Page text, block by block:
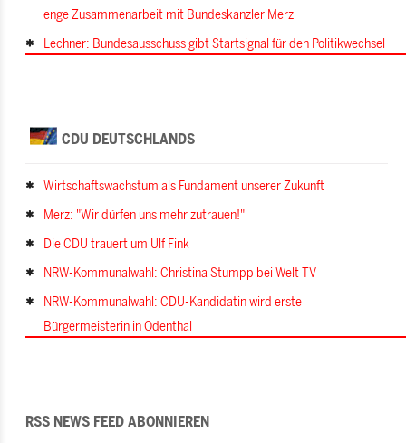
enge Zusammenarbeit mit Bundeskanzler Merz
Lechner: Bundesausschuss gibt Startsignal für den Politikwechsel
CDU DEUTSCHLANDS
Wirtschaftswachstum als Fundament unserer Zukunft
Merz: "Wir dürfen uns mehr zutrauen!"
Die CDU trauert um Ulf Fink
NRW-Kommunalwahl: Christina Stumpp bei Welt TV
NRW-Kommunalwahl: CDU-Kandidatin wird erste
Bürgermeisterin in Odenthal
RSS NEWS FEED ABONNIEREN